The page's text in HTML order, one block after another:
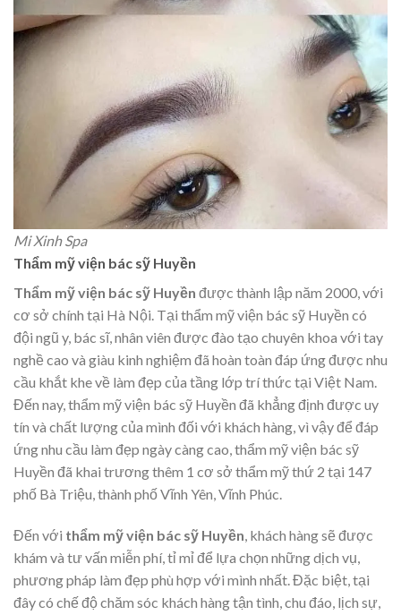
Mi Xinh Spa
Thẩm mỹ viện bác sỹ Huyền
Thẩm mỹ viện bác sỹ Huyền được thành lập năm 2000, với
cơ sở chính tại Hà Nội. Tại thẩm mỹ viện bác sỹ Huyền có
đội ngũ y, bác sĩ, nhân viên được đào tạo chuyên khoa với tay
nghề cao và giàu kinh nghiệm đã hoàn toàn đáp ứng được nhu
cầu khắt khe về làm đẹp của tầng lớp trí thức tại Việt Nam.
Đến nay, thẩm mỹ viện bác sỹ Huyền đã khẳng định được uy
tín và chất lượng của mình đối với khách hàng, vì vậy để đáp
ứng nhu cầu làm đẹp ngày càng cao, thẩm mỹ viện bác sỹ
Huyền đã khai trương thêm 1 cơ sở thẩm mỹ thứ 2 tại 147
phố Bà Triệu, thành phố Vĩnh Yên, Vĩnh Phúc.
Đến với thẩm mỹ viện bác sỹ Huyền, khách hàng sẽ được
khám và tư vấn miễn phí, tỉ mỉ để lựa chọn những dịch vụ,
phương pháp làm đẹp phù hợp với mình nhất. Đặc biệt, tại
đây có chế độ chăm sóc khách hàng tận tình, chu đáo, lịch sự,